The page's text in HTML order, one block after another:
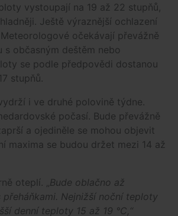
vystoupají na 19 až 22 stupňů,
Ještě výraznější ochlazení
očekávají převážně
s občasným deštěm nebo
se podle předpovědi dostanou
stupňů.
i ve druhé polovině týdne.
počasí. Bude převážně
a ojediněle se mohou objevit
maxima se budou držet mezi 14 až
oteplí.
Bude oblačno až
Nejnižší noční teploty
denní teploty 15 až 19 °C,“